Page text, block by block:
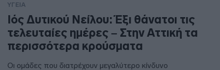
ΥΓΕΙΑ
Ιός Δυτικού Νείλου: Έξι θάνατοι τις
τελευταίες ημέρες – Στην Αττική τα
περισσότερα κρούσματα
Οι ομάδες που διατρέχουν μεγαλύτερο κίνδυνο